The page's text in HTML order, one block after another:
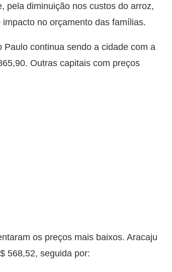
pela diminuição nos custos do arroz,
no orçamento das famílias.
continua sendo a cidade com a
Outras capitais com preços
os preços mais baixos. Aracaju
568,52, seguida por: